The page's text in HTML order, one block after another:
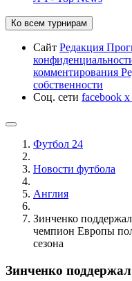
Ко всем турнирам
Сайт Редакция
комментирования
собственности
Соц. сети facebook x
Футбол 24
Новости футбола
Англия
Зинченко
чемпион Европы
сезона
Зинченко